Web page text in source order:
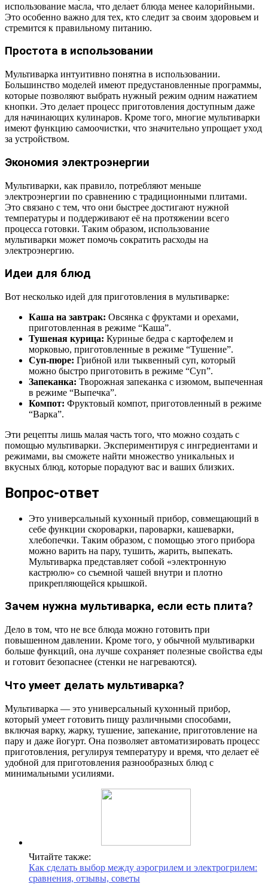
использование масла, что делает блюда менее калорийными.
Это особенно важно для тех, кто следит за своим здоровьем и
стремится к правильному питанию.
Простота в использовании
Мультиварка интуитивно понятна в использовании.
Большинство моделей имеют предустановленные программы,
которые позволяют выбрать нужный режим одним нажатием
кнопки. Это делает процесс приготовления доступным даже
для начинающих кулинаров. Кроме того, многие мультиварки
имеют функцию самоочистки, что значительно упрощает уход
за устройством.
Экономия электроэнергии
Мультиварки, как правило, потребляют меньше
электроэнергии по сравнению с традиционными плитами.
Это связано с тем, что они быстрее достигают нужной
температуры и поддерживают её на протяжении всего
процесса готовки. Таким образом, использование
мультиварки может помочь сократить расходы на
электроэнергию.
Идеи для блюд
Вот несколько идей для приготовления в мультиварке:
Каша на завтрак: Овсянка с фруктами и орехами,
приготовленная в режиме “Каша”.
Тушеная курица: Куриные бедра с картофелем и
морковью, приготовленные в режиме “Тушение”.
Суп-пюре: Грибной или тыквенный суп, который
можно быстро приготовить в режиме “Суп”.
Запеканка: Творожная запеканка с изюмом, выпеченная
в режиме “Выпечка”.
Компот: Фруктовый компот, приготовленный в режиме
“Варка”.
Эти рецепты лишь малая часть того, что можно создать с
помощью мультиварки. Экспериментируя с ингредиентами и
режимами, вы сможете найти множество уникальных и
вкусных блюд, которые порадуют вас и ваших близких.
Вопрос-ответ
Это универсальный кухонный прибор, совмещающий в
себе функции скороварки, пароварки, кашеварки,
хлебопечки. Таким образом, с помощью этого прибора
можно варить на пару, тушить, жарить, выпекать.
Мультиварка представляет собой «электронную
кастрюлю» со съемной чашей внутри и плотно
прикрепляющейся крышкой.
Зачем нужна мультиварка, если есть плита?
Дело в том, что не все блюда можно готовить при
повышенном давлении. Кроме того, у обычной мультиварки
больше функций, она лучше сохраняет полезные свойства еды
и готовит безопаснее (стенки не нагреваются).
Что умеет делать мультиварка?
Мультиварка — это универсальный кухонный прибор,
который умеет готовить пищу различными способами,
включая варку, жарку, тушение, запекание, приготовление на
пару и даже йогурт. Она позволяет автоматизировать процесс
приготовления, регулируя температуру и время, что делает её
удобной для приготовления разнообразных блюд с
минимальными усилиями.
Читайте также:
Как сделать выбор между аэрогрилем и электрогрилем:
сравнения, отзывы, советы